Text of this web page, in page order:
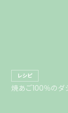
焼あご100％のダ
レシピ